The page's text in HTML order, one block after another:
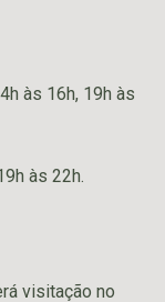
às 16h, 19h às
às 22h.
visitação no